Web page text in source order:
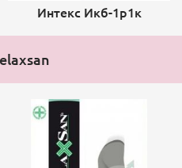
Интекс Икб-1р1к